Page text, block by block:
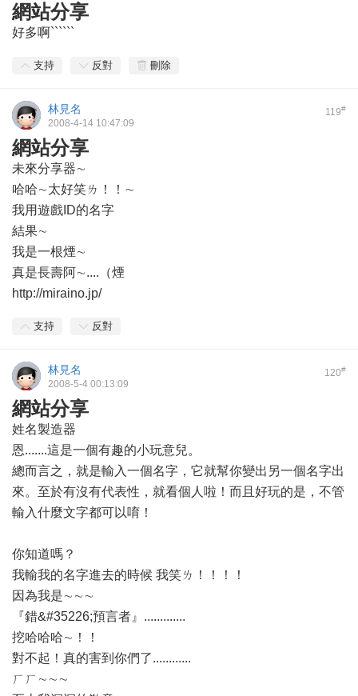
網站分享
好多啊``````
支持 反對 刪除
119#
林見名
2008-4-14 10:47:09
網站分享
未來分享器∼
哈哈∼太好笑ㄌ！！∼
我用遊戲ID的名字
結果∼
我是一根煙∼
真是長壽阿∼....（煙
http://miraino.jp/
支持 反對
120#
林見名
2008-5-4 00:13:09
網站分享
姓名製造器
恩.......這是一個有趣的小玩意兒。
總而言之，就是輸入一個名字，它就幫你變出另一個名字出
來。至於有沒有代表性，就看個人啦！而且好玩的是，不管
輸入什麼文字都可以唷！
你知道嗎？
我輸我的名字進去的時候 我笑ㄌ！！！！
因為我是∼∼∼
『錯&#35226;預言者』.............
挖哈哈哈∼！！
對不起！真的害到你們了............
ㄏㄏ∼∼∼